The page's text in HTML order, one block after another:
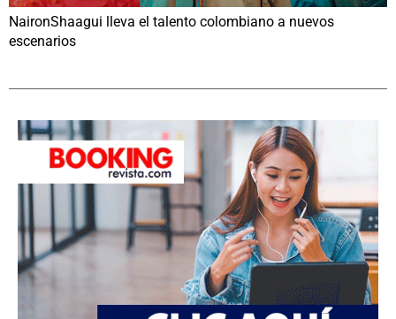
NaironShaagui lleva el talento colombiano a nuevos
escenarios